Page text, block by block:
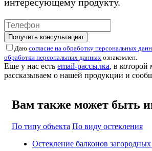
Получить консультацию
Даю согласие на обработку персональных
обработки персональных данных ознакомлен.
Еще у нас есть email-рассылка, в
рассказываем о нашей продукции и
Вам также может быть
По типу объекта По виду остекления
Остекление балконов